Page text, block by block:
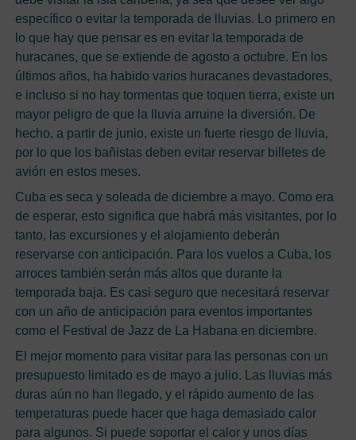
específico o evitar la temporada de lluvias. Lo primero en
lo que hay que pensar es en evitar la temporada de
huracanes, que se extiende de agosto a octubre. En los
últimos años, ha habido varios huracanes devastadores,
e incluso si no hay tormentas que toquen tierra, existe un
mayor peligro de que la lluvia arruine la diversión. De
hecho, a partir de junio, existe un fuerte riesgo de lluvia,
por lo que los bañistas deben evitar reservar billetes de
avión en estos meses.
Cuba es seca y soleada de diciembre a mayo. Como era
de esperar, esto significa que habrá más visitantes, por lo
tanto, las excursiones y el alojamiento deberán
reservarse con anticipación. Para los vuelos a Cuba, los
arroces también serán más altos que durante la
temporada baja. Es casi seguro que necesitará reservar
con un año de anticipación para eventos importantes
como el Festival de Jazz de La Habana en diciembre.
El mejor momento para visitar para las personas con un
presupuesto limitado es de mayo a julio. Las lluvias más
duras aún no han llegado, y el rápido aumento de las
temperaturas puede hacer que haga demasiado calor
para algunos. Si puede soportar el calor y unos días